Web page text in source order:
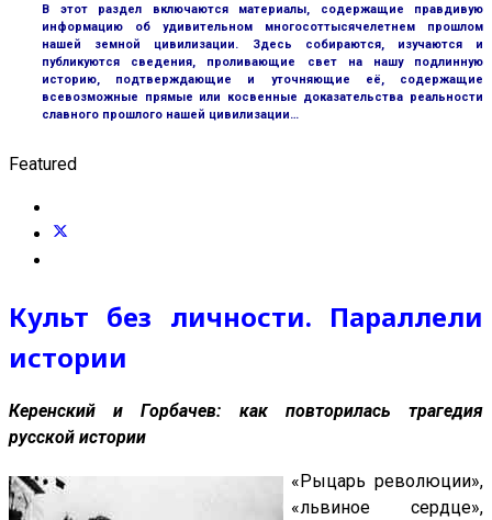
В этот раздел включаются материалы, содержащие правдивую
информацию об удивительном многосоттысячелетнем прошлом
нашей земной цивилизации. Здесь собираются, изучаются и
публикуются сведения, проливающие свет на нашу подлинную
историю, подтверждающие и уточняющие её, содержащие
всевозможные прямые или косвенные доказательства реальности
славного прошлого нашей цивилизации…
Featured
Культ без личности. Параллели
истории
Керенский и Горбачев: как повторилась трагедия
русской истории
«Рыцарь революции»,
«львиное сердце»,